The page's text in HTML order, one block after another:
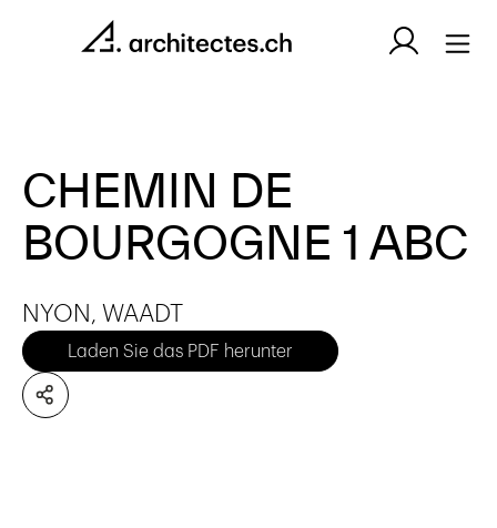
CHEMIN DE
BOURGOGNE 1 ABC
NYON, WAADT
Laden Sie das PDF herunter